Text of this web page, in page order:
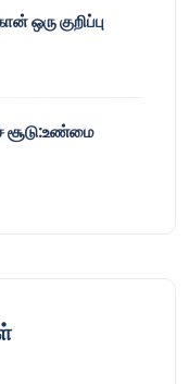
குறிப்பு
சூடு:உண்மை